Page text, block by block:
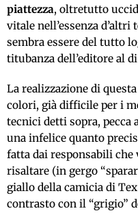
piattezza, oltretutto
vitale nell’essenza d’altri
sembra essere del tutto
titubanza dell’editore al
La realizzazione di questa
colori, già difficile per i
tecnici detti sopra, pecca
una infelice quanto
fatta dai responsabili che
risaltare (in gergo
giallo della camicia di
contrasto con il “grigio”